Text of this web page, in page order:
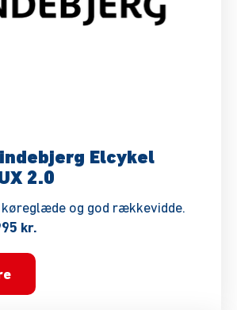
Elcykel
2.0
køreglæde og god rækkevidde.
kr.